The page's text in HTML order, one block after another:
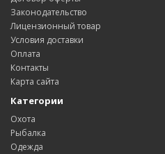
Законодательство
Лицензионный товар
Условия доставки
Оплата
Контакты
Карта сайта
Категории
Охота
Рыбалка
Одежда